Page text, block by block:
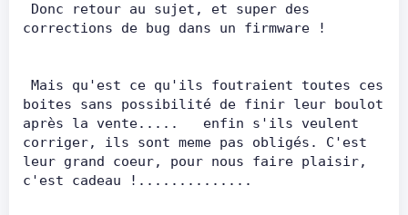
corrections de bug dans un firmware !
boites sans possibilité de finir leur boulot
après la vente.....   enfin s'ils veulent
corriger, ils sont meme pas obligés. C'est
leur grand coeur, pour nous faire plaisir,
c'est cadeau !..............